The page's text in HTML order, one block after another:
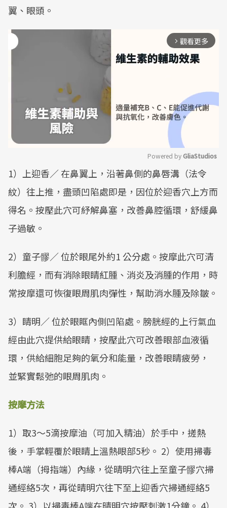
翼、眼頭。
arrow_forward_ios 觀看更多
Mute
Powered by GliaStudios
1）上迎香／ 在鼻翼上，沿著鼻側的鼻唇溝（法令
紋）往上推，盡頭凹陷處即是，因位於迎香穴上方而
得名。按壓此穴可紓解鼻塞，改善鼻腔循環，舒緩鼻
子過敏。
2）童子髎／ 位於眼尾外約1 公分處。按摩此穴可清
利膽經，而有消除眼睛紅腫、消炎及消腫的作用，時
常按摩還可恢復眼周肌肉彈性，幫助消水腫及除皺。
3）睛明／ 位於眼眶內側凹陷處。膀胱經的上行氣血
經由此穴提供給眼睛，按壓此穴可改善眼部血液循
環，供給細胞足夠的氧分和能量，改善眼睛疲勞，
並緊實鬆弛的眼周肌肉。
按摩方法
1）取3～5滴按摩油（可加入精油）於手中，搓熱
後，手掌輕覆於眼睛上溫熱眼部5秒。 2）使用掃毒
棒A端（拇指端）內緣，從晴明穴往上至童子髎穴掃
通經絡5次，再從晴明穴往下至上迎香穴掃通經絡5